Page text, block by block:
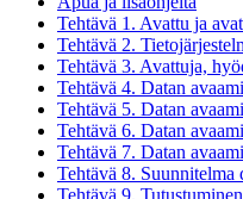
Tehtävä 1. Avattu ja
Tehtävä 2.
Tehtävä 3. Avattuja,
Tehtävä 4. Datan
Tehtävä 5. Datan
Tehtävä 6. Datan
Tehtävä 7. Datan
Tehtävä 8. Suunnitelma
Tehtävä 9.